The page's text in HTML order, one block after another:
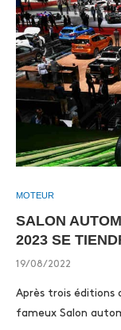
MOTEUR
SALON
2023 SE
19/08/2022
Après trois éditions
fameux Salon